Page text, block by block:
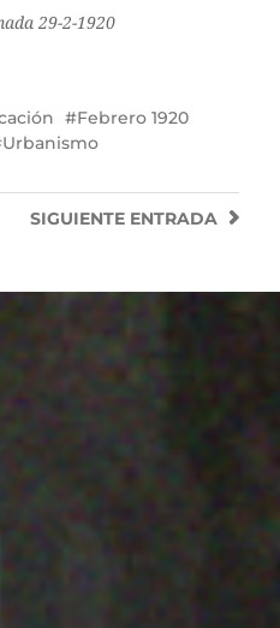
29-2-1920
Febrero 1920
Urbanismo
SIGUIENTE ENTRADA